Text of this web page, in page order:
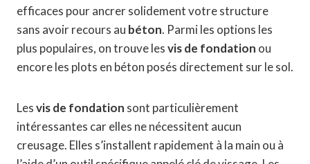
efficaces pour ancrer solidement votre structure
sans avoir recours au béton. Parmi les options les
plus populaires, on trouve lesvis de fondation ou
encore les plots en béton posés directement sur le sol.
Lesvis de fondation sont particulièrement
intéressantes car elles ne nécessitent aucun
creusage. Elles s’installent rapidement à la main ou à